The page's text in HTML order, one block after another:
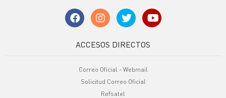
ACCESOS DIRECTOS
Correo Oficial - Webmail
Solicitud Correo Oficial
Refsatel